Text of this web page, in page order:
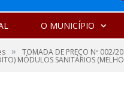
O MUNICÍPIO
» TOMADA DE PREÇO Nº 002/
MÓDULOS SANITÁRIOS